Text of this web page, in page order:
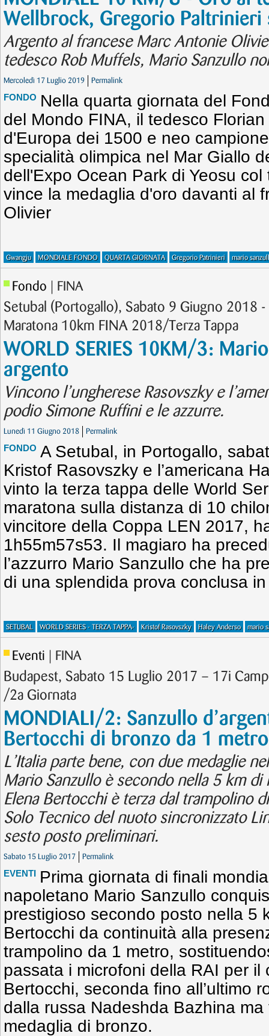
Wellbrock, Gregorio Paltrinieri
Argento al francese Marc Antonie
tedesco Rob Muffels, Mario Sanzullo
Mercoledì 17 Luglio 2019 Permalink
FONDO Nella quarta giornata del
del Mondo FINA, il tedesco
d'Europa dei 1500 e neo
specialità olimpica nel Mar Giallo
dell'Expo Ocean Park di Yeosu
vince la medaglia d'oro davanti al
Olivier
Gwangju MONDIALE FONDO QUARTA GIORNATA Gregorio Patrinieri mario
Fondo | FINA
Setubal (Portogallo), Sabato 9 Giugno 2018
Maratona 10km FINA 2018/Terza Tappa
WORLD SERIES 10KM/3:
argento
Vincono l’ungherese Rasovszky e
podio Simone Ruffini e le azzurre.
Lunedì 11 Giugno 2018 Permalink
FONDO A Setubal, in Portogallo,
Kristof Rasovszky e l’americana
vinto la terza tappa delle World
maratona sulla distanza di 10
vincitore della Coppa LEN 2017,
1h55m57s53. Il magiaro ha
l’azzurro Mario Sanzullo che ha
di una splendida prova conclusa
SETUBAL WORLD SERIES - TERZA TAPPA- Kristof Rasovszky Haley Anderso mario
Eventi | FINA
Budapest, Sabato 15 Luglio 2017 – 17i
/2a Giornata
MONDIALI/2: Sanzullo
Bertocchi di bronzo da 1 metro
L’Italia parte bene, con due medaglie
Mario Sanzullo è secondo nella 5 km di
Elena Bertocchi è terza dal trampolino
Solo Tecnico del nuoto sincronizzato
sesto posto preliminari.
Sabato 15 Luglio 2017 Permalink
EVENTI Prima giornata di finali
napoletano Mario Sanzullo
prestigioso secondo posto nella 5
Bertocchi da continuità alla
trampolino da 1 metro,
passata i microfoni della RAI per il
Bertocchi, seconda fino all’ultimo
dalla russa Nadeshda Bazhina
medaglia di bronzo.